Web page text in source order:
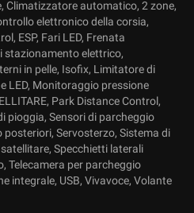
Climatizzatore automatico, 2 zone,
elettronico della corsia,
ESP, Fari LED, Frenata
stazionamento elettrico,
in pelle, Isofix, Limitatore di
LED, Monitoraggio pressione
Park Distance Control,
pioggia, Sensori di parcheggio
Servosterzo, Sistema di
Specchietti laterali
Telecamera per parcheggio
integrale, USB, Vivavoce, Volante